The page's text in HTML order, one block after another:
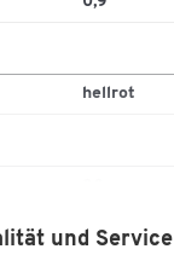
hellrot
10000
und Service